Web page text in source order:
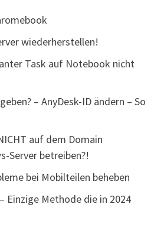
wiederherstellen!
Task auf Notebook nicht
– AnyDesk-ID ändern – So
auf dem Domain
Server betreiben?!
bei Mobilteilen beheben
Einzige Methode die in 2024